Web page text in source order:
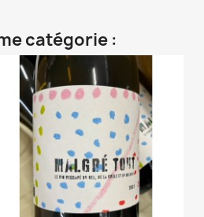
catégorie :